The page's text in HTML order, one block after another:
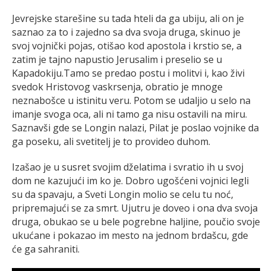
Jevrejske starešine su tada hteli da ga ubiju, ali on je
saznao za to i zajedno sa dva svoja druga, skinuo je
svoj vojnički pojas, otišao kod apostola i krstio se, a
zatim je tajno napustio Jerusalim i preselio se u
Kapadokiju.Tamo se predao postu i molitvi i, kao živi
svedok Hristovog vaskrsenja, obratio je mnoge
neznabošce u istinitu veru. Potom se udaljio u selo na
imanje svoga oca, ali ni tamo ga nisu ostavili na miru.
Saznavši gde se Longin nalazi, Pilat je poslao vojnike da
ga poseku, ali svetitelj je to provideo duhom.
Izašao je u susret svojim dželatima i svratio ih u svoj
dom ne kazujući im ko je. Dobro ugošćeni vojnici legli
su da spavaju, a Sveti Longin molio se celu tu noć,
pripremajući se za smrt. Ujutru je doveo i ona dva svoja
druga, obukao se u bele pogrebne haljine, poučio svoje
ukućane i pokazao im mesto na jednom brdašcu, gde
će ga sahraniti.